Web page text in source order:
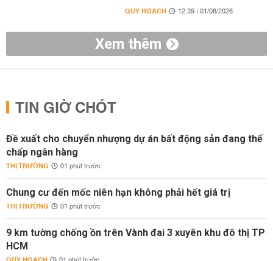
QUY HOẠCH 12:39 | 01/08/2026
Xem thêm
TIN GIỜ CHÓT
Đề xuất cho chuyển nhượng dự án bất động sản đang thế
chấp ngân hàng
THỊ TRƯỜNG 01 phút trước
Chung cư đến mốc niên hạn không phải hết giá trị
THỊ TRƯỜNG 01 phút trước
9 km tường chống ồn trên Vành đai 3 xuyên khu đô thị TP
HCM